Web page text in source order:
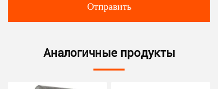
Отправить
Аналогичные продукты